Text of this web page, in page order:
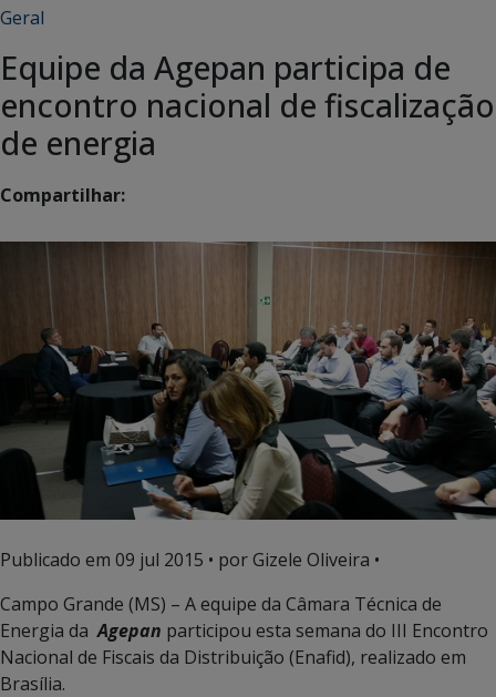
Geral
Equipe da Agepan participa de
encontro nacional de fiscalização
de energia
Compartilhar:
Publicado em 09 jul 2015 • por Gizele Oliveira •
Campo Grande (MS) – A equipe da Câmara Técnica de
Energia da Agepan participou esta semana do III Encontro
Nacional de Fiscais da Distribuição (Enafid), realizado em
Brasília.